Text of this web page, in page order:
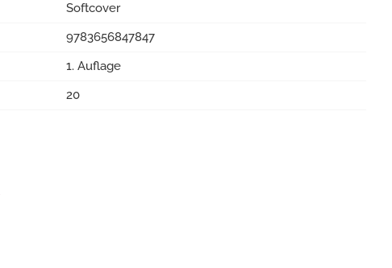
Softcover
9783656847847
1. Auflage
20